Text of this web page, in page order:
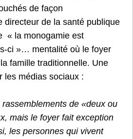
de façon
directeur de la santé publique
« la monogamie est
ci »… mentalité où le foyer
famille traditionnelle. Une
les médias sociaux :
de «deux ou
mais le foyer fait exception
les personnes qui vivent